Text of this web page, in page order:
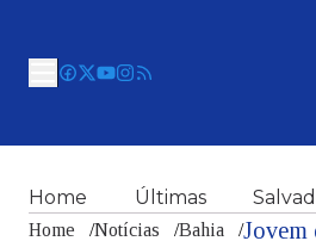
Home Últimas
Home /Notícias /Bahia /